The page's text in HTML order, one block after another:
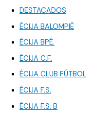
DESTACADOS
ÉCIJA BALOMPIÉ
ÉCIJA BPÉ.
ÉCIJA C.F.
ÉCIJA CLUB FÚTBOL
ÉCIJA F.S.
ÉCIJA F.S. B